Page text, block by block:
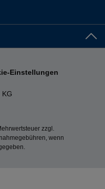
Einstellungen
zzgl.
wenn